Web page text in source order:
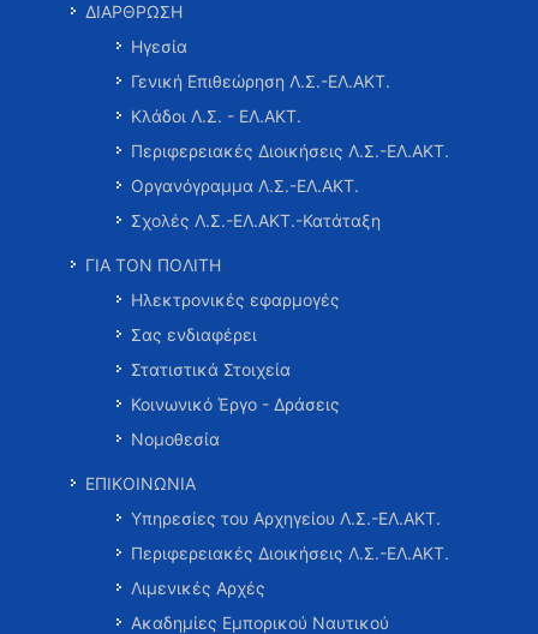
ΔΙΑΡΘΡΩΣΗ
Ηγεσία
Γενική Επιθεώρηση Λ.Σ.-ΕΛ.ΑΚΤ.
Κλάδοι Λ.Σ. - ΕΛ.ΑΚΤ.
Περιφερειακές Διοικήσεις Λ.Σ.-ΕΛ.ΑΚΤ.
Οργανόγραμμα Λ.Σ.-ΕΛ.ΑΚΤ.
Σχολές Λ.Σ.-ΕΛ.ΑΚΤ.-Κατάταξη
ΓΙΑ ΤΟΝ ΠΟΛΙΤΗ
Ηλεκτρονικές εφαρμογές
Σας ενδιαφέρει
Στατιστικά Στοιχεία
Κοινωνικό Έργο - Δράσεις
Νομοθεσία
ΕΠΙΚΟΙΝΩΝΙΑ
Υπηρεσίες του Αρχηγείου Λ.Σ.-ΕΛ.ΑΚΤ.
Περιφερειακές Διοικήσεις Λ.Σ.-ΕΛ.ΑΚΤ.
Λιμενικές Αρχές
Ακαδημίες Εμπορικού Ναυτικού